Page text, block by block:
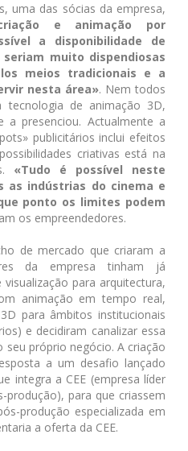
uma das sócias da empresa,
e animação por
a disponibilidade de
muito dispendiosas
meios tradicionais e a
nesta área». Nem todos
tecnologia de animação 3D,
presenciou. Actualmente a
publicitários inclui efeitos
criativas está na
«Tudo é possível neste
as indústrias do cinema e
ponto os limites podem
os empreendedores.
de mercado que criaram a
da empresa tinham já
para arquitectura,
animação em tempo real,
para âmbitos institucionais
e decidiram canalizar essa
seu próprio negócio. A criação
a um desafio lançado
integra a CEE (empresa líder
para que criassem
produção especializada em
a oferta da CEE.